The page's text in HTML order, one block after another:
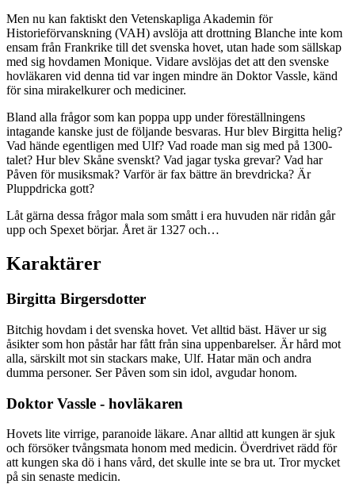
Men nu kan faktiskt den Vetenskapliga Akademin för
Historieförvanskning (VAH) avslöja att drottning Blanche inte kom
ensam från Frankrike till det svenska hovet, utan hade som sällskap
med sig hovdamen Monique. Vidare avslöjas det att den svenske
hovläkaren vid denna tid var ingen mindre än Doktor Vassle, känd
för sina mirakelkurer och mediciner.
Bland alla frågor som kan poppa upp under föreställningens
intagande kanske just de följande besvaras. Hur blev Birgitta helig?
Vad hände egentligen med Ulf? Vad roade man sig med på 1300-
talet? Hur blev Skåne svenskt? Vad jagar tyska grevar? Vad har
Påven för musiksmak? Varför är fax bättre än brevdricka? Är
Pluppdricka gott?
Låt gärna dessa frågor mala som smått i era huvuden när ridån går
upp och Spexet börjar. Året är 1327 och…
Karaktärer
Birgitta Birgersdotter
Bitchig hovdam i det svenska hovet. Vet alltid bäst. Häver ur sig
åsikter som hon påstår har fått från sina uppenbarelser. Är hård mot
alla, särskilt mot sin stackars make, Ulf. Hatar män och andra
dumma personer. Ser Påven som sin idol, avgudar honom.
Doktor Vassle - hovläkaren
Hovets lite virrige, paranoide läkare. Anar alltid att kungen är sjuk
och försöker tvångsmata honom med medicin. Överdrivet rädd för
att kungen ska dö i hans vård, det skulle inte se bra ut. Tror mycket
på sin senaste medicin.